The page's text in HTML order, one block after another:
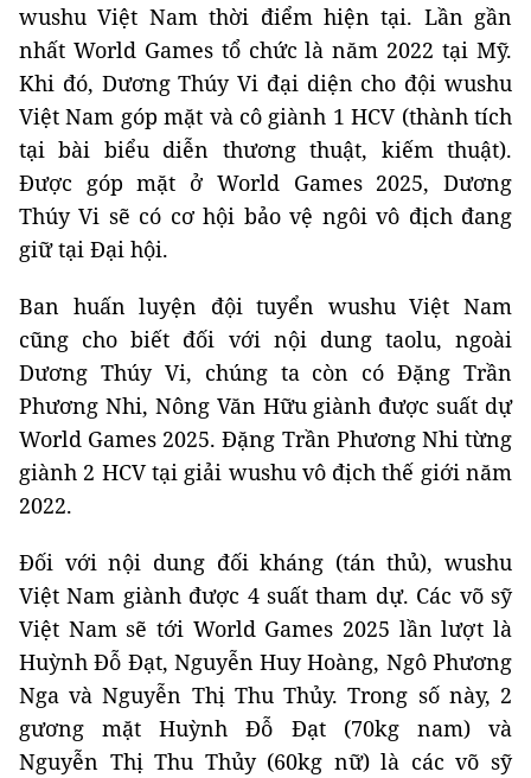
wushu Việt Nam thời điểm hiện tại. Lần gần
nhất World Games tổ chức là năm 2022 tại Mỹ.
Khi đó, Dương Thúy Vi đại diện cho đội wushu
Việt Nam góp mặt và cô giành 1 HCV (thành tích
tại bài biểu diễn thương thuật, kiếm thuật).
Được góp mặt ở World Games 2025, Dương
Thúy Vi sẽ có cơ hội bảo vệ ngôi vô địch đang
giữ tại Đại hội.
Ban huấn luyện đội tuyển wushu Việt Nam
cũng cho biết đối với nội dung taolu, ngoài
Dương Thúy Vi, chúng ta còn có Đặng Trần
Phương Nhi, Nông Văn Hữu giành được suất dự
World Games 2025. Đặng Trần Phương Nhi từng
giành 2 HCV tại giải wushu vô địch thế giới năm
2022.
Đối với nội dung đối kháng (tán thủ), wushu
Việt Nam giành được 4 suất tham dự. Các võ sỹ
Việt Nam sẽ tới World Games 2025 lần lượt là
Huỳnh Đỗ Đạt, Nguyễn Huy Hoàng, Ngô Phương
Nga và Nguyễn Thị Thu Thủy. Trong số này, 2
gương mặt Huỳnh Đỗ Đạt (70kg nam) và
Nguyễn Thị Thu Thủy (60kg nữ) là các võ sỹ